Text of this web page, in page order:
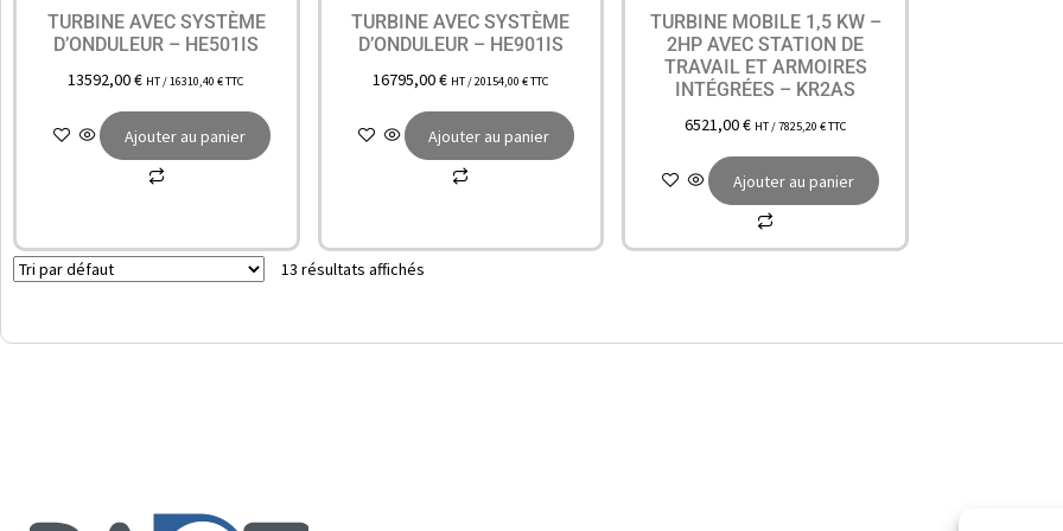
TURBINE AVEC SYSTÈME
D’ONDULEUR – HE501IS
13592,00€ HT /16310,40€TTC
Ajouter au panier
TURBINE AVEC SYSTÈME
D’ONDULEUR – HE901IS
16795,00€ HT /20154,00 €TTC
Ajouter au panier
TURBINE MOBILE 1,5 KW –
2HP AVEC STATION DE
TRAVAIL ET ARMOIRES
INTÉGRÉES – KR2AS
6521,00€ HT /7825,20 €TTC
Ajouter au panier
13 résultats affichés